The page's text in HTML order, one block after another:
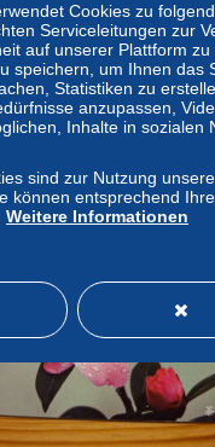
Taiwan - Flower
± 1,27 $
Cookies zu
Serviceleitungen zur
auf unserer Plattform zu
speichern, um Ihnen das
Statistiken zu
anzupassen,
Inhalte in sozialen
sind zur Nutzung
können entsprechend
Weitere Informationen